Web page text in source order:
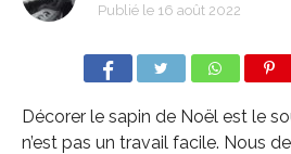
Publié le 16 août 2022
Décorer le sapin de Noël est le
n’est pas un travail facile. Nous